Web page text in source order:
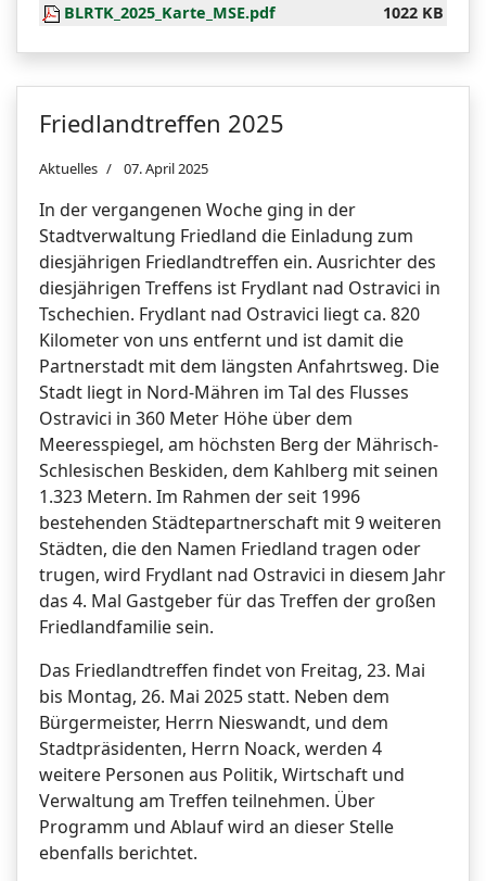
BLRTK_2025_Karte_MSE.pdf
1022 KB
Friedlandtreffen 2025
Aktuelles 07. April 2025
In der vergangenen Woche ging in der
Stadtverwaltung Friedland die Einladung zum
diesjährigen Friedlandtreffen ein. Ausrichter des
diesjährigen Treffens ist Frydlant nad Ostravici in
Tschechien. Frydlant nad Ostravici liegt ca. 820
Kilometer von uns entfernt und ist damit die
Partnerstadt mit dem längsten Anfahrtsweg. Die
Stadt liegt in Nord-Mähren im Tal des Flusses
Ostravici in 360 Meter Höhe über dem
Meeresspiegel, am höchsten Berg der Mährisch-
Schlesischen Beskiden, dem Kahlberg mit seinen
1.323 Metern. Im Rahmen der seit 1996
bestehenden Städtepartnerschaft mit 9 weiteren
Städten, die den Namen Friedland tragen oder
trugen, wird Frydlant nad Ostravici in diesem Jahr
das 4. Mal Gastgeber für das Treffen der großen
Friedlandfamilie sein.
Das Friedlandtreffen findet von Freitag, 23. Mai
bis Montag, 26. Mai 2025 statt. Neben dem
Bürgermeister, Herrn Nieswandt, und dem
Stadtpräsidenten, Herrn Noack, werden 4
weitere Personen aus Politik, Wirtschaft und
Verwaltung am Treffen teilnehmen. Über
Programm und Ablauf wird an dieser Stelle
ebenfalls berichtet.